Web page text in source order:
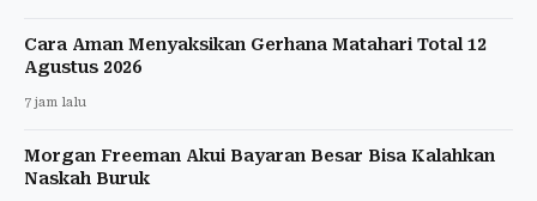
Cara Aman Menyaksikan Gerhana Matahari Total 12
Agustus 2026
7 jam lalu
Morgan Freeman Akui Bayaran Besar Bisa Kalahkan
Naskah Buruk